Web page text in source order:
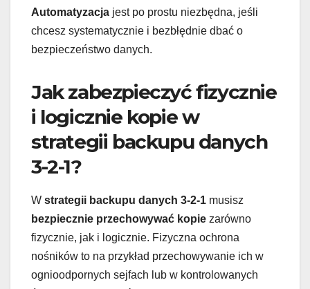
Automatyzacja jest po prostu niezbędna, jeśli
chcesz systematycznie i bezbłędnie dbać o
bezpieczeństwo danych.
Jak zabezpieczyć fizycznie
i logicznie kopie w
strategii backupu danych
3-2-1?
W strategii backupu danych 3-2-1 musisz
bezpiecznie przechowywać kopie zarówno
fizycznie, jak i logicznie. Fizyczna ochrona
nośników to na przykład przechowywanie ich w
ognioodpornych sejfach lub w kontrolowanych